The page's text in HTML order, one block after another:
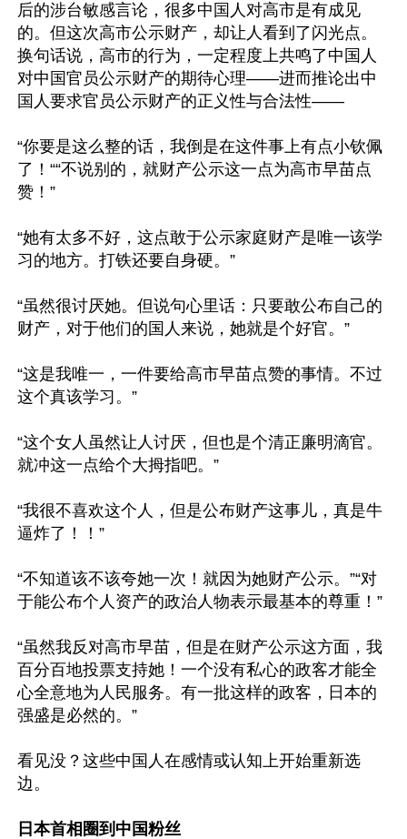
后的涉台敏感言论，很多中国人对高市是有成见
的。但这次高市公示财产，却让人看到了闪光点。
换句话说，高市的行为，一定程度上共鸣了中国人
对中国官员公示财产的期待心理——进而推论出中
国人要求官员公示财产的正义性与合法性——
“你要是这么整的话，我倒是在这件事上有点小钦佩
了！““不说别的，就财产公示这一点为高市早苗点
赞！”
“她有太多不好，这点敢于公示家庭财产是唯一该学
习的地方。打铁还要自身硬。”
“虽然很讨厌她。但说句心里话：只要敢公布自己的
财产，对于他们的国人来说，她就是个好官。”
“这是我唯一，一件要给高市早苗点赞的事情。不过
这个真该学习。”
“这个女人虽然让人讨厌，但也是个清正廉明滴官。
就冲这一点给个大拇指吧。”
“我很不喜欢这个人，但是公布财产这事儿，真是牛
逼炸了！！”
“不知道该不该夸她一次！就因为她财产公示。”“对
于能公布个人资产的政治人物表示最基本的尊重！”
“虽然我反对高市早苗，但是在财产公示这方面，我
百分百地投票支持她！一个没有私心的政客才能全
心全意地为人民服务。有一批这样的政客，日本的
强盛是必然的。”
看见没？这些中国人在感情或认知上开始重新选
边。
日本首相圈到中国粉丝